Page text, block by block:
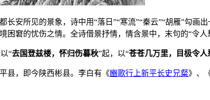
长安所见的景象，诗中用“落日”“寒流”“秦云”“胡雁”勾
困窘的忧伤之情。全诗借景抒情，情含景中，末句的“令
“去国登兹楼，怀归伤暮秋”起，以“苍苍几万里，目极令人
县，即今陕西彬县。李白有《豳歌行上新平长史兄粲》、